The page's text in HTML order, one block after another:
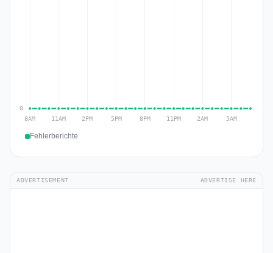
Fehlerberichte
ADVERTISEMENT ADVERTISE HERE